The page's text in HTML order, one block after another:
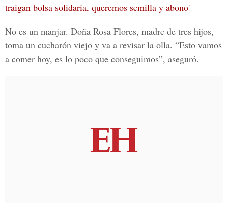
traigan bolsa solidaria, queremos semilla y abono'
No es un manjar. Doña Rosa Flores, madre de tres hijos,
toma un cucharón viejo y va a revisar la olla. “Esto vamos
a comer hoy, es lo poco que conseguimos”, aseguró.